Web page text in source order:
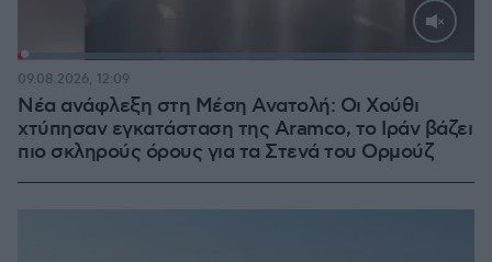
Νέα ανάφλεξη στη Μέση Ανατολή: Οι Χούθι
χτύπησαν εγκατάσταση της Aramco, το Ιράν βάζει
πιο σκληρούς όρους για τα Στενά του Ορμούζ
09.08.2026, 12:09